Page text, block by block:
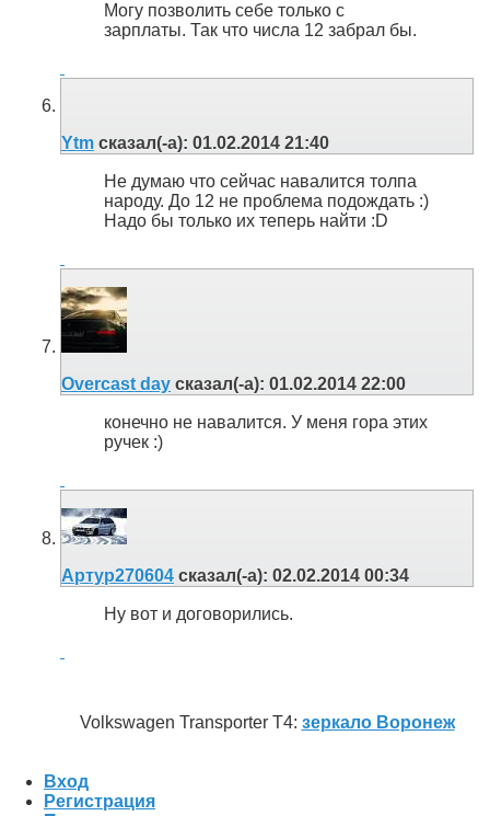
Могу позволить себе только с
зарплаты. Так что числа 12 забрал бы.
Ytm сказал(-а): 01.02.2014 21:40
Не думаю что сейчас навалится толпа
народу. До 12 не проблема подождать :)
Надо бы только их теперь найти :D
Overcast day сказал(-а): 01.02.2014 22:00
конечно не навалится. У меня гора этих
ручек :)
Артур270604 сказал(-а): 02.02.2014 00:34
Ну вот и договорились.
Volkswagen Transporter T4: зеркало Воронеж
Вход
Регистрация